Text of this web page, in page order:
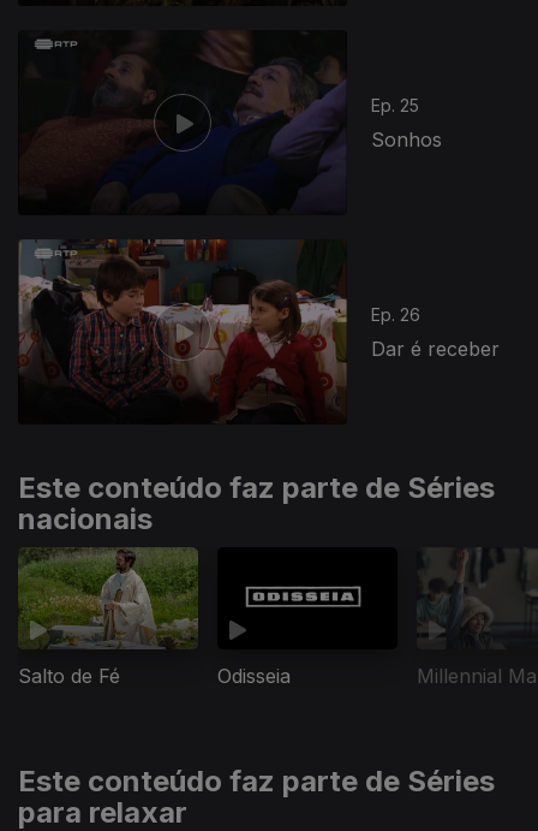
Ep. 25
Sonhos
Ep. 26
Dar é receber
378204
Este conteúdo faz parte de Séries
nacionais
Salto de Fé Odisseia Millennial
Este conteúdo faz parte de Séries
para relaxar